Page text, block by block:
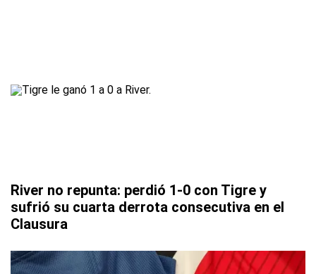
River no repunta: perdió 1-0 con Tigre y
sufrió su cuarta derrota consecutiva en el
Clausura